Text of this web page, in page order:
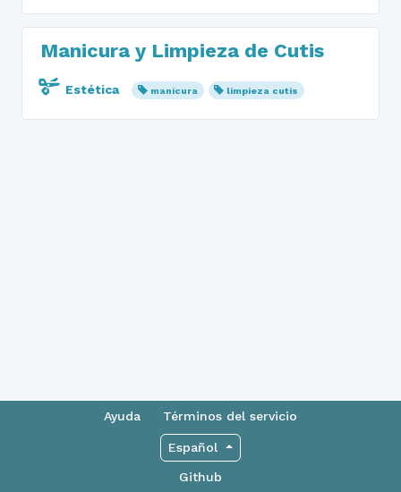
Manicura y Limpieza de Cutis
Estética manicura limpieza cutis
Ayuda Términos del servicio
Español
Github